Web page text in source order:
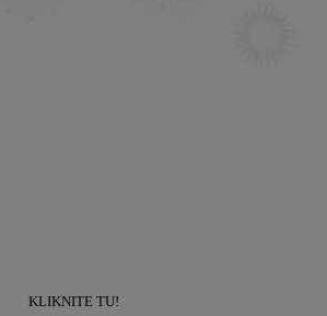
KLIKNITE TU!